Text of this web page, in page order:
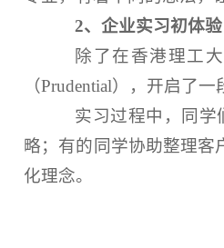
2、企业实习初体
除了在香港理工
（Prudential）
，开启了一
实习过程中，同学
略；有的同学协助整理
化理念。